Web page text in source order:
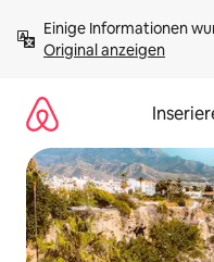
Inhalten
springenOriginal anzeigen